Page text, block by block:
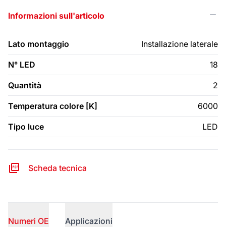
Informazioni sull'articolo
Lato montaggio Installazione laterale
N° LED 18
Quantità 2
Temperatura colore [K] 6000
Tipo luce LED
Scheda tecnica
Numeri OE Applicazioni